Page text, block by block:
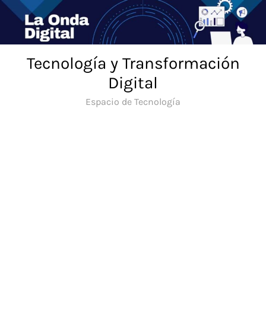
Saltar
contenido
Tecnología y Transformación
Digital
Espacio de Tecnología